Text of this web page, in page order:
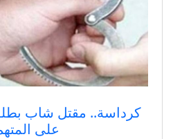
كرداسة.. مقتل شاب
على